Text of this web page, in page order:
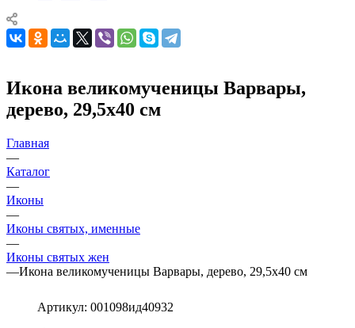
Икона великомученицы Варвары,
дерево, 29,5х40 см
Главная
—
Каталог
—
Иконы
—
Иконы святых, именные
—
Иконы святых жен
—Икона великомученицы Варвары, дерево, 29,5х40 см
Артикул: 001098ид40932